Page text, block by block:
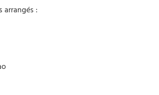
: